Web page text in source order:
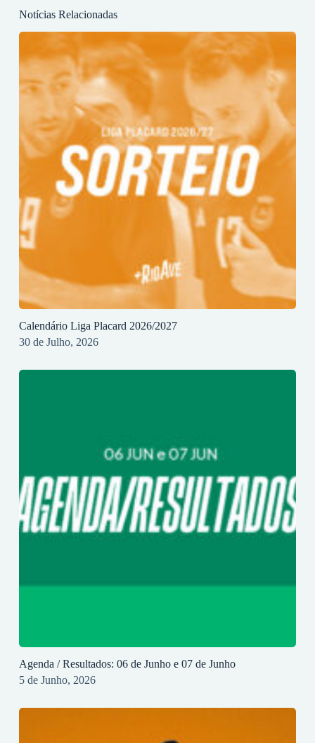
Notícias Relacionadas
Calendário Liga Placard 2026/2027
30 de Julho, 2026
Agenda / Resultados: 06 de Junho e 07 de Junho
5 de Junho, 2026